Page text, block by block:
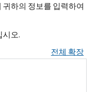
귀하의 정보를 입력하여
시오.
전체 확장